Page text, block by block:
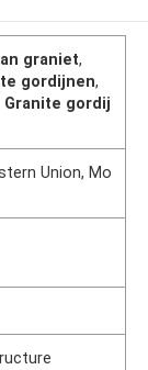
graniet,
gordijnen,
Granite gordij
Union, Mo